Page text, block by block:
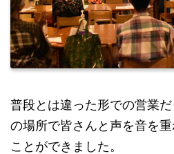
普段とは違った形での営業
の場所で皆さんと声を音を
ことができました。